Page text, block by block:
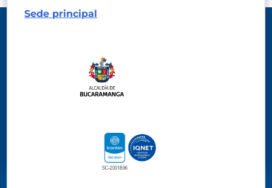
Sede principal